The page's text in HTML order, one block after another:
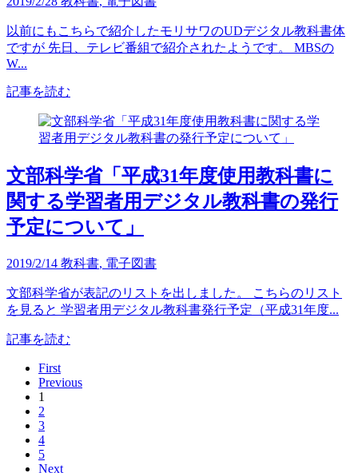
以前にもこちらで紹介したモリサワのUDデジタル教科書体
ですが 先日、テレビ番組で紹介されたようです。 MBSの
W...
記事を読む
文部科学省「平成31年度使用教科書に
関する学習者用デジタル教科書の発行
予定について」
2019/2/14 教科書, 電子図書
文部科学省が表記のリストを出しました。 こちらのリスト
を見ると 学習者用デジタル教科書発行予定（平成31年度...
記事を読む
First
Previous
1
2
3
4
5
Next